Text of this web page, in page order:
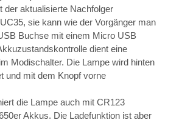
der aktualisierte Nachfolger
sie kann wie der Vorgänger man
Buchse mit einem Micro USB
dient eine
Modischalter. Die Lampe wird hinten
und mit dem Knopf vorne
die Lampe auch mit CR123
Akkus. Die Ladefunktion ist aber